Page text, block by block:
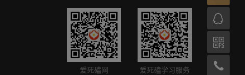
爱死磕网
爱死磕学习服务